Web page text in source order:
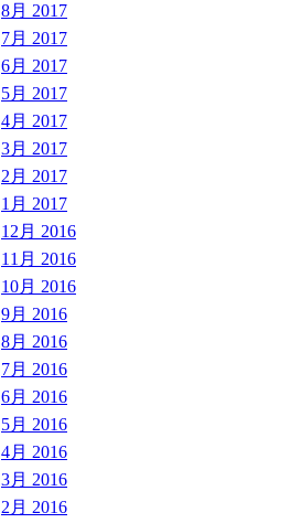
8月 2017
7月 2017
6月 2017
5月 2017
4月 2017
3月 2017
2月 2017
1月 2017
12月 2016
11月 2016
10月 2016
9月 2016
8月 2016
7月 2016
6月 2016
5月 2016
4月 2016
3月 2016
2月 2016